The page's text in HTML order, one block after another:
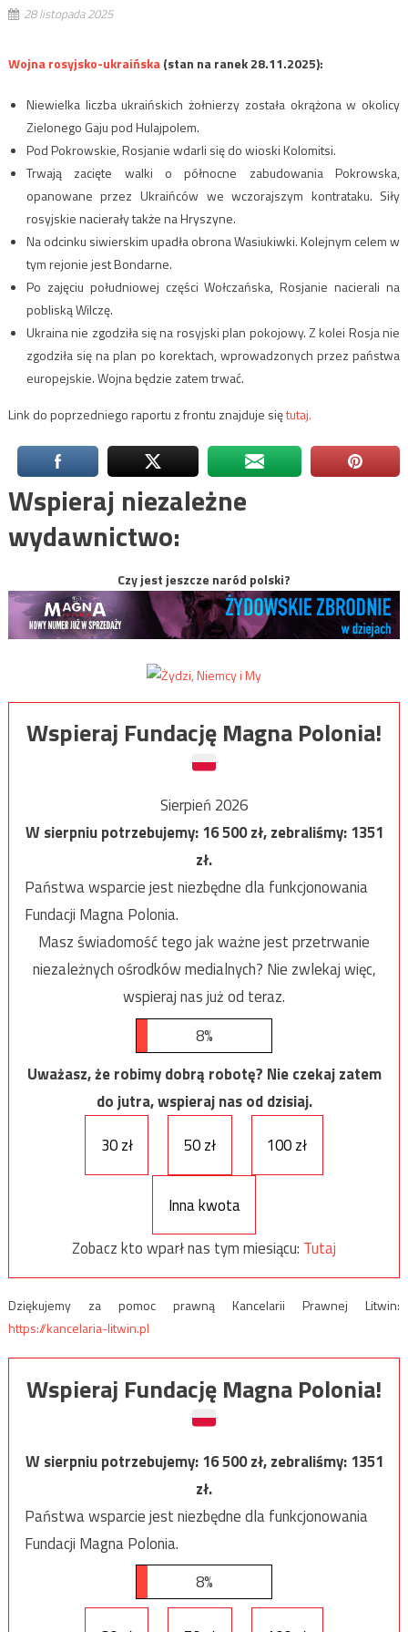
28 listopada 2025
Wojna rosyjsko-ukraińska(stan na ranek 28.11.2025):
Niewielka liczba ukraińskich żołnierzy została okrążona w okolicy
Zielonego Gaju pod Hulajpolem.
Pod Pokrowskie, Rosjanie wdarli się do wioski Kolomitsi.
Trwają zacięte walki o północne zabudowania Pokrowska,
opanowane przez Ukraińców we wczorajszym kontrataku. Siły
rosyjskie nacierały także na Hryszyne.
Na odcinku siwierskim upadła obrona Wasiukiwki. Kolejnym celem w
tym rejonie jest Bondarne.
Po zajęciu południowej części Wołczańska, Rosjanie nacierali na
pobliską Wilczę.
Ukraina nie zgodziła się na rosyjski plan pokojowy. Z kolei Rosja nie
zgodziła się na plan po korektach, wprowadzonych przez państwa
europejskie. Wojna będzie zatem trwać.
Link do poprzedniego raportu z frontu znajduje siętutaj.
Wspieraj niezależne
wydawnictwo:
Czy jest jeszcze naród polski?
Wspieraj Fundację Magna Polonia!
Sierpień 2026
W sierpniu potrzebujemy:16 500zł, zebraliśmy:1351
zł.
Państwa wsparcie jest niezbędne dla funkcjonowania
Fundacji Magna Polonia.
Masz świadomość tego jak ważne jest przetrwanie
niezależnych ośrodków medialnych? Nie zwlekaj więc,
wspieraj nas już od teraz.
8%
Uważasz, że robimy dobrą robotę? Nie czekaj zatem
do jutra, wspieraj nas od dzisiaj.
30 zł
50 zł 100 zł
Inna kwota
Zobacz kto wparł nas tym miesiącu: Tutaj
Dziękujemy za pomoc prawną Kancelarii Prawnej Litwin:
https://kancelaria-litwin.pl
Wspieraj Fundację Magna Polonia!
W sierpniu potrzebujemy:16 500zł, zebraliśmy:1351
zł.
Państwa wsparcie jest niezbędne dla funkcjonowania
Fundacji Magna Polonia.
8%